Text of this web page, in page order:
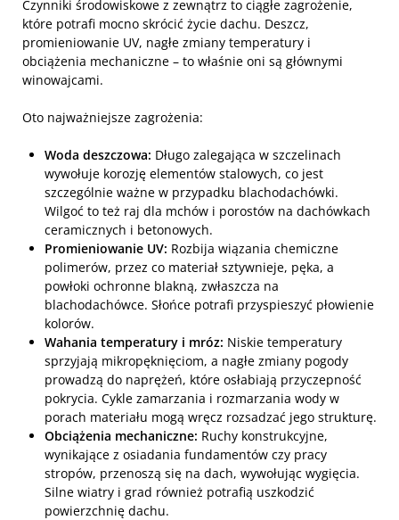
Czynniki środowiskowe z zewnątrz to ciągłe zagrożenie,
które potrafi mocno skrócić życie dachu. Deszcz,
promieniowanie UV, nagłe zmiany temperatury i
obciążenia mechaniczne – to właśnie oni są głównymi
winowajcami.
Oto najważniejsze zagrożenia:
Woda deszczowa: Długo zalegająca w szczelinach
wywołuje korozję elementów stalowych, co jest
szczególnie ważne w przypadku blachodachówki.
Wilgoć to też raj dla mchów i porostów na dachówkach
ceramicznych i betonowych.
Promieniowanie UV: Rozbija wiązania chemiczne
polimerów, przez co materiał sztywnieje, pęka, a
powłoki ochronne blakną, zwłaszcza na
blachodachówce. Słońce potrafi przyspieszyć płowienie
kolorów.
Wahania temperatury i mróz: Niskie temperatury
sprzyjają mikropęknięciom, a nagłe zmiany pogody
prowadzą do naprężeń, które osłabiają przyczepność
pokrycia. Cykle zamarzania i rozmarzania wody w
porach materiału mogą wręcz rozsadzać jego strukturę.
Obciążenia mechaniczne: Ruchy konstrukcyjne,
wynikające z osiadania fundamentów czy pracy
stropów, przenoszą się na dach, wywołując wygięcia.
Silne wiatry i grad również potrafią uszkodzić
powierzchnię dachu.